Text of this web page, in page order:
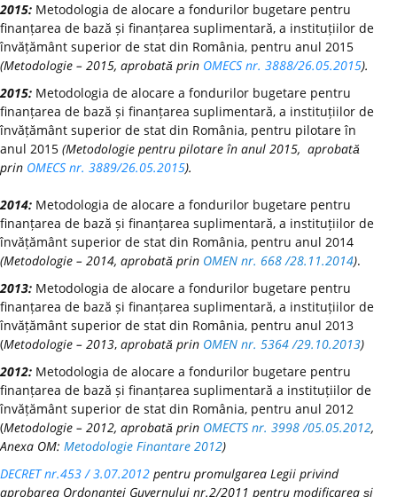
2015: Metodologia de alocare a fondurilor bugetare pentru
finanțarea de bază și finanțarea suplimentară, a instituțiilor de
învățământ superior de stat din România, pentru anul 2015
(Metodologie – 2015, aprobată prin OMECS nr. 3888/26.05.2015).
2015: Metodologia de alocare a fondurilor bugetare pentru
finanțarea de bază și finanțarea suplimentară, a instituțiilor de
învățământ superior de stat din România, pentru pilotare în
anul 2015 (Metodologie pentru pilotare în anul 2015, aprobată
prin OMECS nr. 3889/26.05.2015).
2014: Metodologia de alocare a fondurilor bugetare pentru
finanțarea de bază și finanțarea suplimentară, a instituțiilor de
învățământ superior de stat din România, pentru anul 2014
(Metodologie – 2014, aprobată prin OMEN nr. 668 /28.11.2014).
2013: Metodologia de alocare a fondurilor bugetare pentru
finanțarea de bază și finanțarea suplimentară, a instituțiilor de
învățământ superior de stat din România, pentru anul 2013
(Metodologie – 2013, aprobată prin OMEN nr. 5364 /29.10.2013)
2012: Metodologia de alocare a fondurilor bugetare pentru
finanțarea de bază și finanțarea suplimentară a instituțiilor de
învățământ superior de stat din România, pentru anul 2012
(Metodologie – 2012, aprobată prin OMECTS nr. 3998 /05.05.2012,
Anexa OM: Metodologie Finantare 2012)
DECRET nr.453 / 3.07.2012 pentru promulgarea Legii privind
aprobarea Ordonanţei Guvernului nr.2/2011 pentru modificarea şi